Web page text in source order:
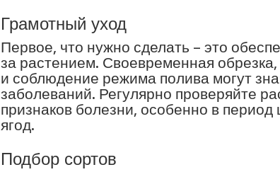
Грамотный уход
Первое, что нужно сделать – это
за растением. Своевременная
и соблюдение режима полива могут
заболеваний. Регулярно проверяйте
признаков болезни, особенно в период
ягод.
Подбор сортов